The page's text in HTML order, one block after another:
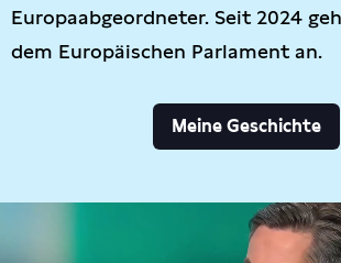
Europaabgeordneter. Seit 2024
dem Europäischen Parlament an.
Meine Geschichte